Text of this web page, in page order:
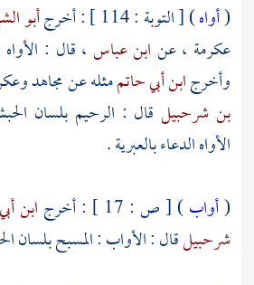
(أواه) [ التوبة : 114 ] : أخرج أبو
عكرمة ، عن ابن عباس ، قال :
وأخرجابن أبي حاتممثله عنمجاهد
بن شرحبيل قال : الرحيم بلسان
الأواه الدعاء بالعبرية .
(أواب) [ ص : 17 ] : أخرج ابن
شرحبيلقال : الأواب : المسبح بلسان